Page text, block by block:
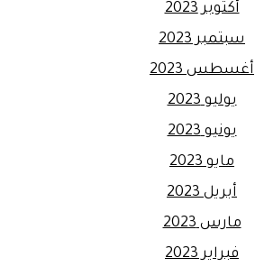
أكتوبر 2023
سبتمبر 2023
أغسطس 2023
يوليو 2023
يونيو 2023
مايو 2023
أبريل 2023
مارس 2023
فبراير 2023